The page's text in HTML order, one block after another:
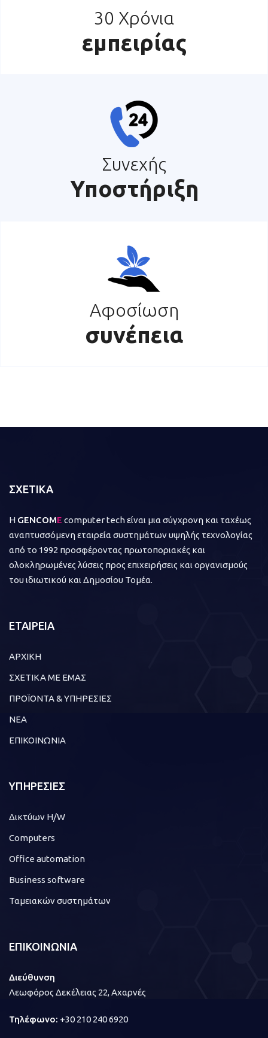
30 Χρόνια
εμπειρίας
Συνεχής
Υποστήριξη
Αφοσίωση
συνέπεια
ΣΧΕΤΙΚΑ
Η GENCOME computer tech είναι μια σύγχρονη και ταχέως
αναπτυσσόμενη εταιρεία συστημάτων υψηλής τεχνολογίας
από το 1992 προσφέροντας πρωτοποριακές και
ολοκληρωμένες λύσεις προς επιχειρήσεις και οργανισμούς
του ιδιωτικού και Δημοσίου Τομέα.
ΕΤΑΙΡΕΙΑ
ΑΡΧΙΚΗ
ΣΧΕΤΙΚΑ ΜΕ ΕΜΑΣ
ΠΡΟΪΟΝΤΑ & ΥΠΗΡΕΣΙΕΣ
ΝΕΑ
ΕΠΙΚΟΙΝΩΝΙΑ
ΥΠΗΡΕΣΙΕΣ
Δικτύων H/W
Computers
Office automation
Business software
Ταμειακών συστημάτων
ΕΠΙΚΟΙΝΩΝΙΑ
Διεύθυνση
Λεωφόρος Δεκέλειας 22, Αχαρνές
Τηλέφωνο: +30 210 240 6920